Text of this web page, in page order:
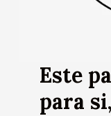
Este
para